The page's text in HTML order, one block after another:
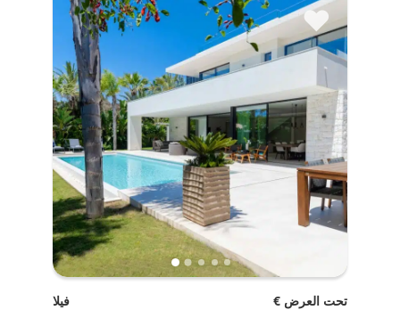
♥
فيلا
€ تحت العرض